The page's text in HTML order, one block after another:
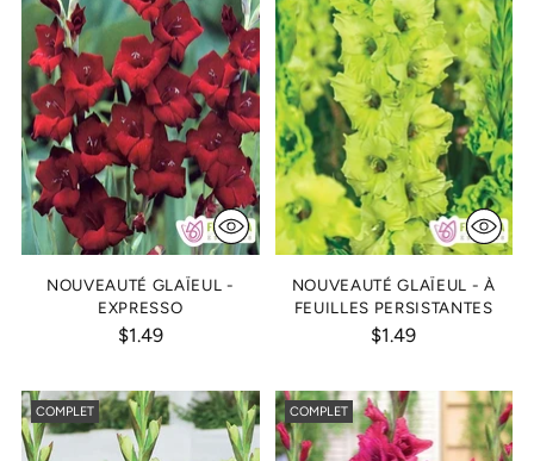
NOUVEAUTÉ GLAÏEUL -
EXPRESSO
$1.49
NOUVEAUTÉ GLAÏEUL - À
FEUILLES PERSISTANTES
$1.49
COMPLET COMPLET